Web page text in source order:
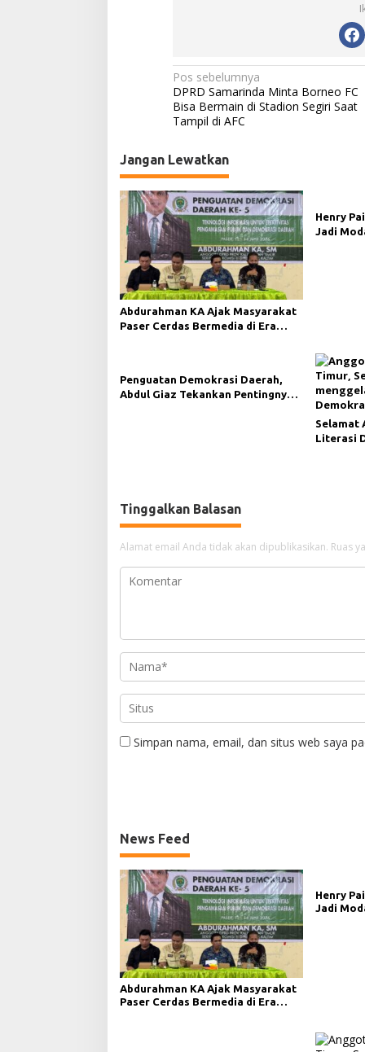
N
a
v
g
a
s
i
p
o
s
Pos sebelumnya
DPRD Samarinda Minta Borneo FC
Bisa Bermain di Stadion Segiri Saat
Tampil di AFC
Jangan Lewatkan
Abdurahman KA Ajak Masyarakat
Paser Cerdas Bermedia di Era
Henry
Jadi
Penguatan Demokrasi Daerah,
Abdul Giaz Tekankan Pentingnya
Selamat
Literasi
Tinggalkan Balasan
Alamat email Anda tidak akan dipublikasikan. Ruas
Simpan nama, email, dan situs web saya
News Feed
Abdurahman KA Ajak Masyarakat
Paser Cerdas Bermedia di Era
Henry
Jadi